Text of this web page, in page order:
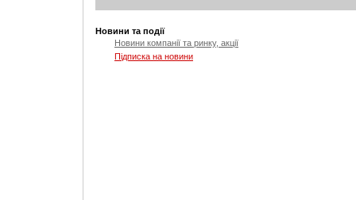
Новини та події
Новини компанії та ринку, акції
Підписка на новини